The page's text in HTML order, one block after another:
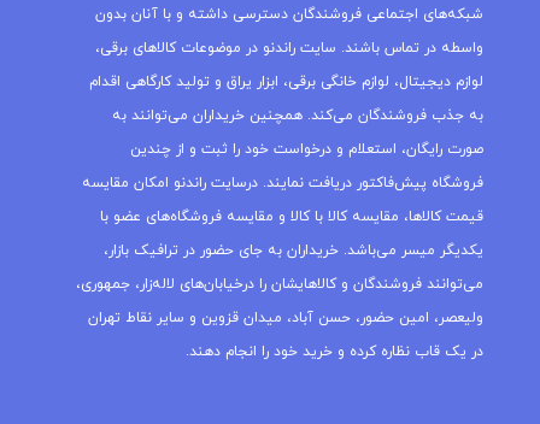
شبکه‌های اجتماعی فروشندگان دسترسی داشته و با آنان بدون
واسطه در تماس باشند. سایت راندنو در موضوعات کالاهای برقی،
لوازم دیجیتال، لوازم خانگی برقی، ابزار یراق و تولید کارگاهی اقدام
به جذب فروشندگان می‌کند. همچنین خریداران می‌توانند به
صورت رایگان، استعلام و درخواست خود را ثبت و از چندین
فروشگاه پیش‌فاکتور دریافت نمایند. درسایت راندنو امکان مقایسه
قیمت کالاها، مقایسه کالا با کالا و مقایسه فروشگاه‌های عضو با
یکدیگر میسر می‌باشد. خریداران به جای حضور در ترافیک بازار،
می‌توانند فروشندگان و کالاهایشان را درخیابان‌های لاله‌زار، جمهوری،
ولیعصر، امین حضور، حسن آباد، میدان قزوین و سایر نقاط تهران
در یک قاب نظاره کرده و خرید خود را انجام دهند.